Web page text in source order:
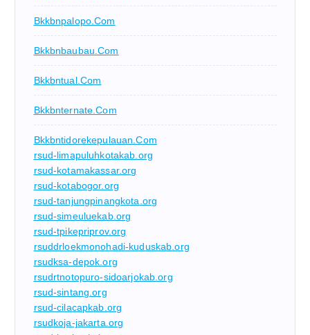
Bkkbnpalopo.com
Bkkbnbaubau.com
Bkkbntual.com
Bkkbnternate.com
Bkkbntidorekepulauan.com
rsud-limapuluhkotakab.org
rsud-kotamakassar.org
rsud-kotabogor.org
rsud-tanjungpinangkota.org
rsud-simeuluekab.org
rsud-tpikepriprov.org
rsuddrloekmonohadi-kuduskab.org
rsudksa-depok.org
rsudrtnotopuro-sidoarjokab.org
rsud-sintang.org
rsud-cilacapkab.org
rsudkoja-jakarta.org